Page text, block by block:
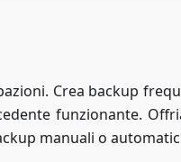
Crea backup
funzionante.
manuali o